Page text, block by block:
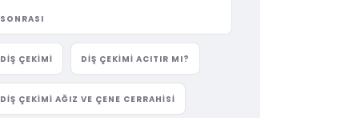
SONRASI
DIŞ ÇEKIMI DIŞ ÇEKIMI ACITIR MI?
DIŞ ÇEKIMI AĞIZ VE ÇENE CERRAHISI